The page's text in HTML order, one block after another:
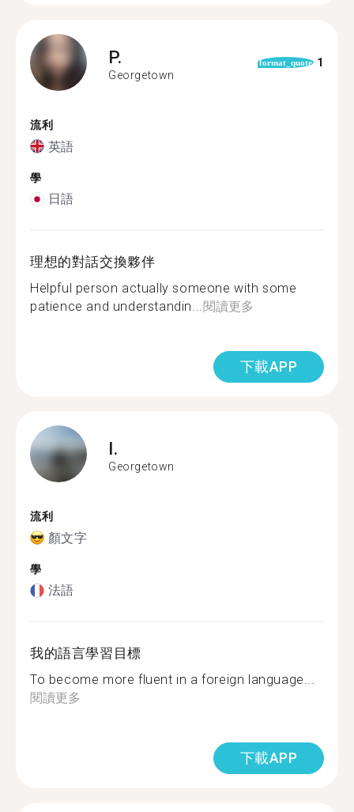
P.
Georgetown
format_quote 1
流利
英語
學
日語
理想的對話交換夥伴
Helpful person actually someone with some
patience and understandin...閱讀更多
下載APP
I.
Georgetown
流利
顏文字
學
法語
我的語言學習目標
To become more fluent in a foreign language...
閱讀更多
下載APP